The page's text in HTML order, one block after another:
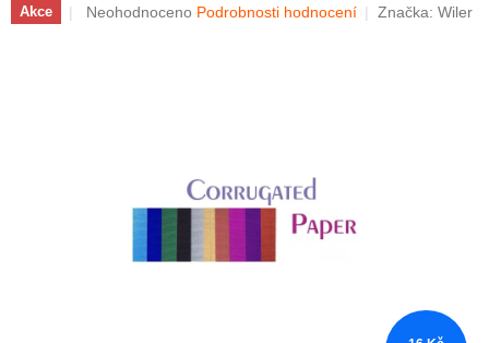
Akce Průměrné hodnocení produktu je 0,0 z 5 hvězdiček.
Neohodnoceno Podrobnosti hodnocení Značka: Wiler